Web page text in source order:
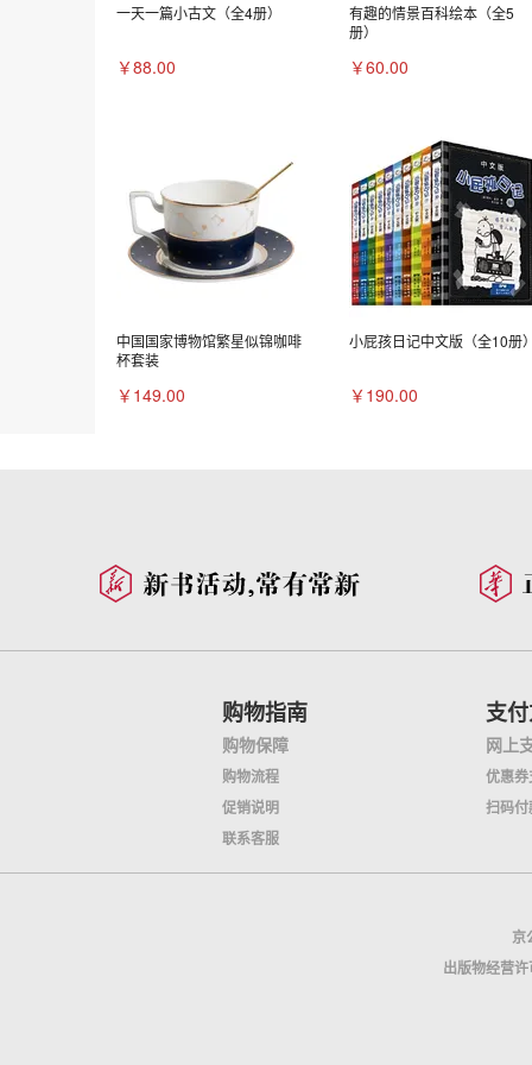
一天一篇小古文（全4册）
￥88.00
有趣的情景百科绘本（全5
册）
￥60.00
中国国家博物馆繁星似锦咖啡
杯套装
￥149.00
小屁孩日记中文版（全10册
￥190.00
购物指南
购物保障
购物流程
促销说明
联系客服
支
网上
优惠
扫码付
京
出版物经营